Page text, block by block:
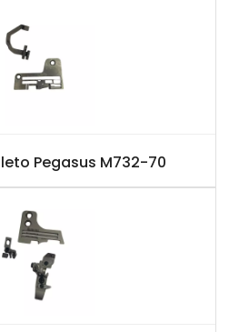
Pegasus M732-70